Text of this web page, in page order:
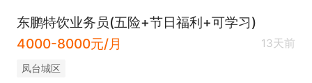
东鹏特饮业务员(五险+节日福利+可学习)
4000-8000元/月
13天前
凤台城区